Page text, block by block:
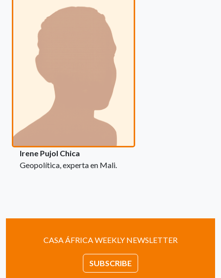
Irene Pujol Chica
Geopolítica, experta en Mali.
CASA ÁFRICA WEEKLY NEWSLETTER
SUBSCRIBE